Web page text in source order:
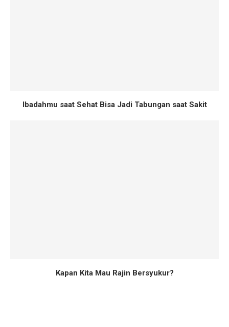
Ibadahmu saat Sehat Bisa Jadi Tabungan saat Sakit
Kapan Kita Mau Rajin Bersyukur?